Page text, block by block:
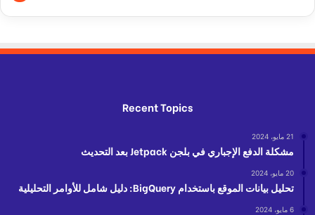
Recent Topics
21 مايو، 2024
مشكلة الدفع الإجباري في بلجن Jetpack بعد التحديث
20 مايو، 2024
تحليل بيانات الموقع باستخدام BigQuery: دليل شامل للأوامر التحليلية
6 مايو، 2024